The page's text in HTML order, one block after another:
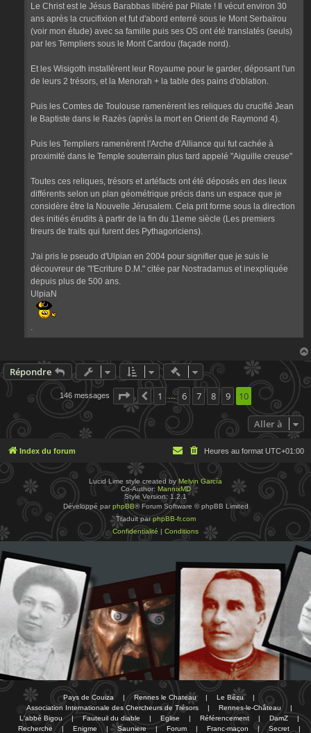
Le Christ est le Jésus Barabbas libéré par Pilate ! Il vécut environ 30
ans après la crucifixion et fut d'abord enterré sous le Mont Serbaïrou
(voir mon étude) avec sa famille puis ses OS ont été translatés (seuls)
par les Templiers sous le Mont Cardou (façade nord).
Et les Wisigoth installèrent leur Royaume pour le garder, déposant l'un
de leurs 2 trésors, et la Menorah + la table des pains d'oblation.
Puis les Comtes de Toulouse ramenèrent les reliques du crucifié Jean
le Baptiste dans le Razès (après la mort en Orient de Raymond 4).
Puis les Templiers ramenèrent l'Arche d'Alliance qui fut cachée à
proximité dans le Temple souterrain plus tard appelé "Aiguille creuse"
Toutes ces reliques, trésors et artéfacts ont été déposés en des lieux
différents selon un plan géométrique précis dans un espace que je
considère être la Nouvelle Jérusalem. Cela prit forme sous la direction
des initiés érudits à partir de la fin du 11eme siècle (Les premiers
tireurs de traits qui furent des Pythagoriciens).
J'ai pris le pseudo d'Ulpian en 2004 pour signifier que je suis le
découvreur de "l'Ecriture D.M." citée par Nostradamus et inexpliquée
depuis plus de 500 ans.
UlpiaN
Répondre Actions rapides de
146 messages Page 10 sur 10
Précédente
1 … 6 7 8 9 10
Aller à
Index du forum Heures au format UTC+01:00
Lucid Lime style created by Melvin García
Co-Author: MannixMD
Style Version: 1.2.1
Développé par phpBB® Forum Software © phpBB Limited
Traduit parphpBB-fr.com
Confidentialité | Conditions
Pays de Couiza | Rennes le Chateau | Le Bézu
|
Association Internationale des Chercheurs de Trésors
| Rennes-le-Château
|
L'abbé Bigou
| Fauteuil du diable | Eglise | Référencement | DamZ
|
Recherche
| Enigme | Sauniere | Forum | Franc-maçon | Secret |